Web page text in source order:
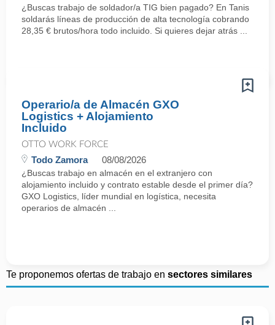
¿Buscas trabajo de soldador/a TIG bien pagado? En Tanis
soldarás líneas de producción de alta tecnología cobrando
28,35 € brutos/hora todo incluido. Si quieres dejar atrás ...
Operario/a de Almacén GXO
Logistics + Alojamiento
Incluido
OTTO WORK FORCE
Todo Zamora 08/08/2026
¿Buscas trabajo en almacén en el extranjero con
alojamiento incluido y contrato estable desde el primer día?
GXO Logistics, líder mundial en logística, necesita
operarios de almacén ...
Te proponemos ofertas de trabajo en sectores similares